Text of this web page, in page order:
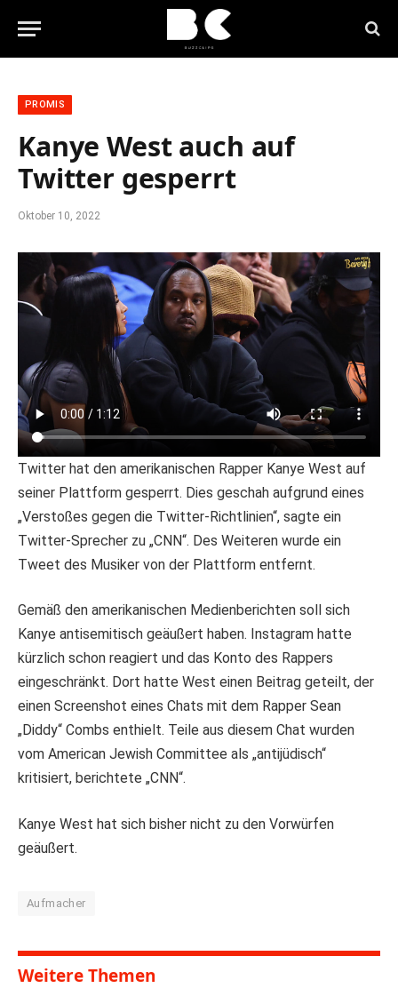
PROMIS
Kanye West auch auf
Twitter gesperrt
Oktober 10, 2022
Twitter hat den amerikanischen Rapper Kanye West auf
seiner Plattform gesperrt. Dies geschah aufgrund eines
„Verstoßes gegen die Twitter-Richtlinien“, sagte ein
Twitter-Sprecher zu „CNN“. Des Weiteren wurde ein
Tweet des Musiker von der Plattform entfernt.
Gemäß den amerikanischen Medienberichten soll sich
Kanye antisemitisch geäußert haben. Instagram hatte
kürzlich schon reagiert und das Konto des Rappers
eingeschränkt. Dort hatte West einen Beitrag geteilt, der
einen Screenshot eines Chats mit dem Rapper Sean
„Diddy“ Combs enthielt. Teile aus diesem Chat wurden
vom American Jewish Committee als „antijüdisch“
kritisiert, berichtete „CNN“.
Kanye West hat sich bisher nicht zu den Vorwürfen
geäußert.
Aufmacher
Weitere Themen